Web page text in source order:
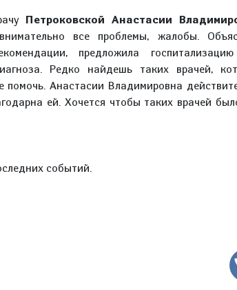
Петроковской Анастасии
все проблемы, жалобы.
предложила
Редко найдешь таких врачей,
помочь. Анастасии Владимировна
ей. Хочется чтобы таких врачей
событий.